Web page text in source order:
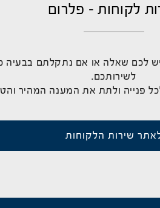
לקוחות - פלרום
יש לכם שאלה או אם נתקלתם
לשירותכם.
פנייה ולתת את המענה המהיר
שירות הלקוחות